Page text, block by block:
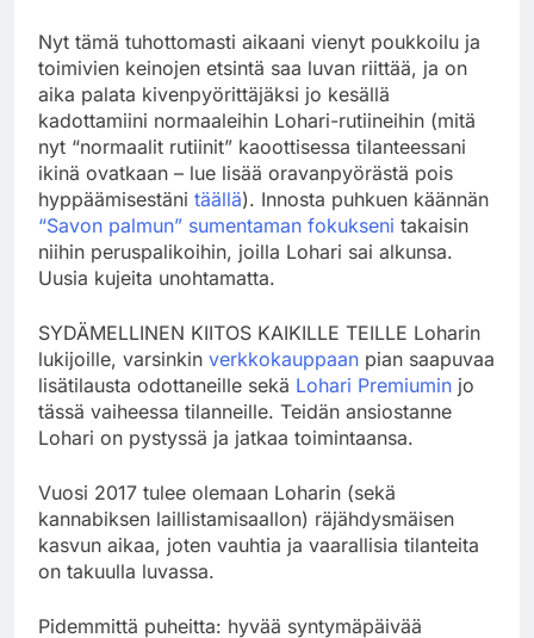
Nyt tämä tuhottomasti aikaani vienyt poukkoilu ja
toimivien keinojen etsintä saa luvan riittää, ja on
aika palata kivenpyörittäjäksi jo kesällä
kadottamiini normaaleihin Lohari-rutiineihin (mitä
nyt “normaalit rutiinit” kaoottisessa tilanteessani
ikinä ovatkaan – lue lisää oravanpyörästä pois
hyppäämisestäni täällä). Innosta puhkuen käännän
“Savon palmun” sumentaman fokukseni takaisin
niihin peruspalikoihin, joilla Lohari sai alkunsa.
Uusia kujeita unohtamatta.
SYDÄMELLINEN KIITOS KAIKILLE TEILLE Loharin
lukijoille, varsinkin verkkokauppaan pian saapuvaa
lisätilausta odottaneille sekä Lohari Premiumin jo
tässä vaiheessa tilanneille. Teidän ansiostanne
Lohari on pystyssä ja jatkaa toimintaansa.
Vuosi 2017 tulee olemaan Loharin (sekä
kannabiksen laillistamisaallon) räjähdysmäisen
kasvun aikaa, joten vauhtia ja vaarallisia tilanteita
on takuulla luvassa.
Pidemmittä puheitta: hyvää syntymäpäivää